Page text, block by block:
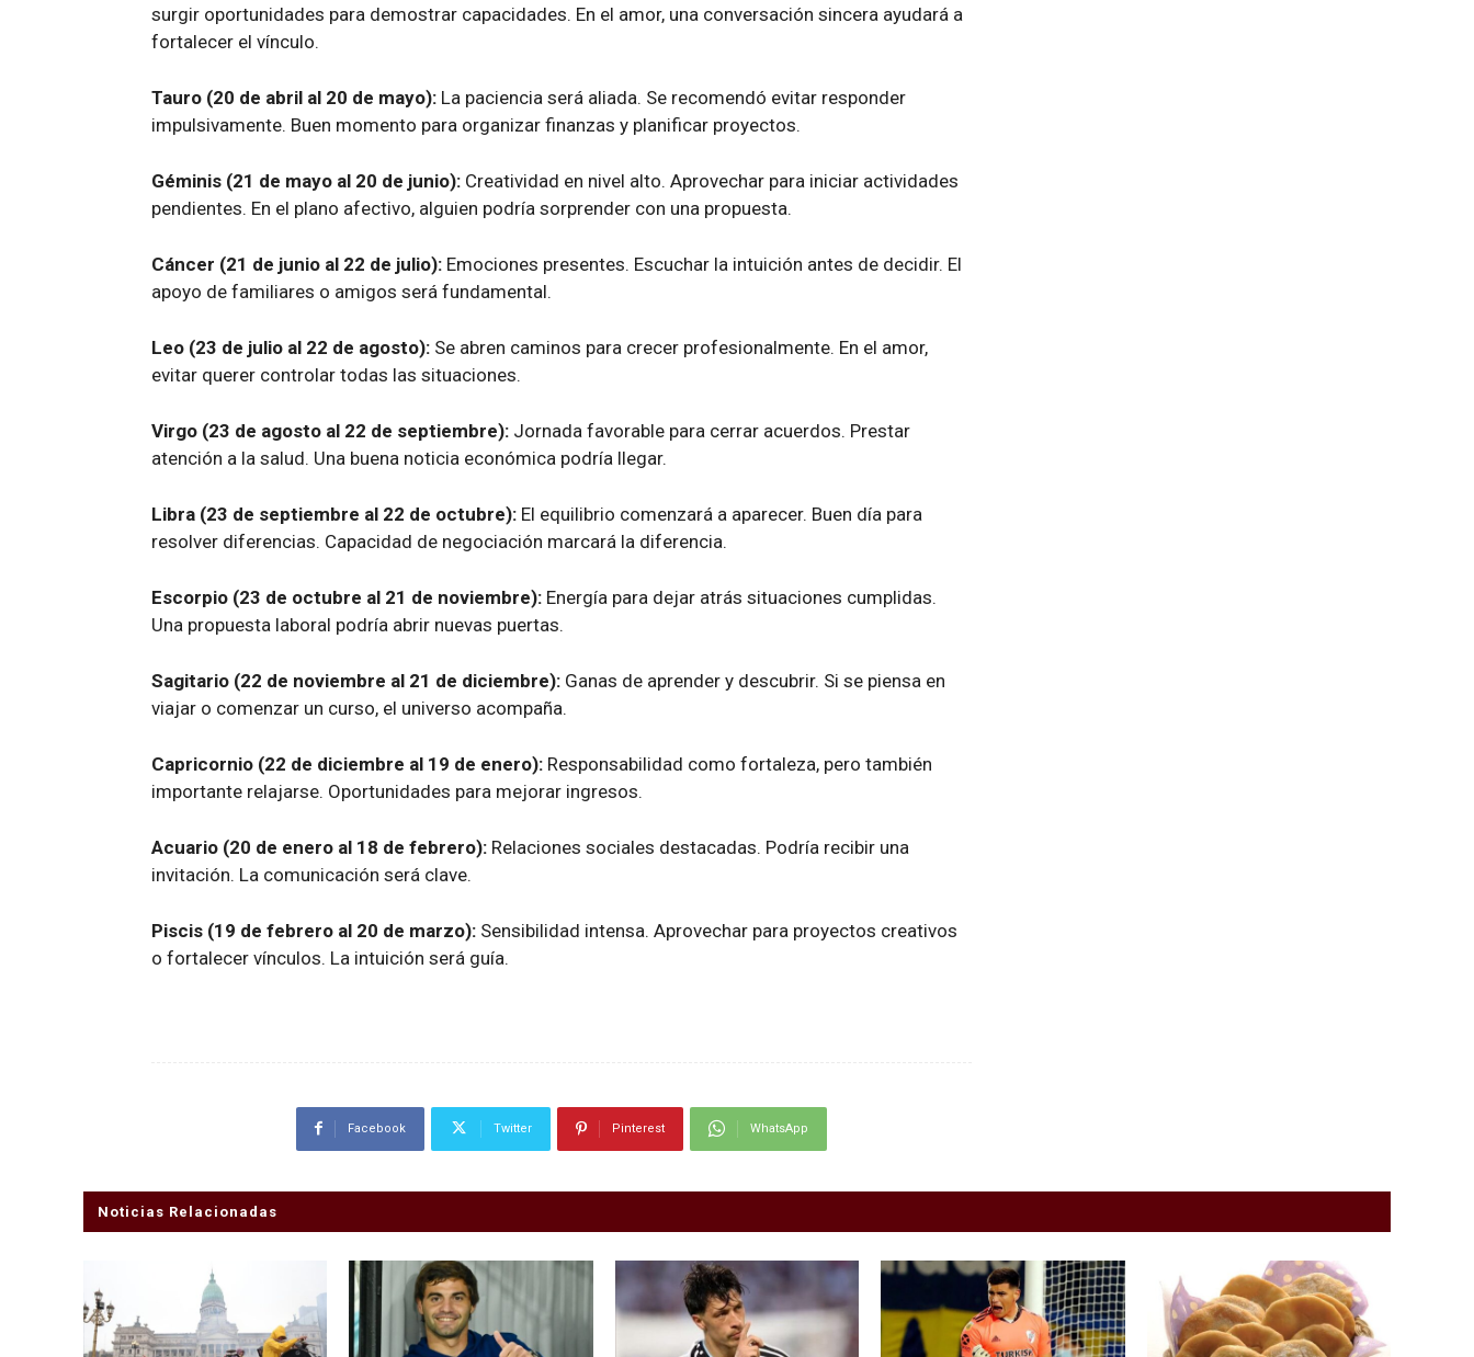
surgir oportunidades para demostrar capacidades. En el amor, una conversación sincera ayudará a
fortalecer el vínculo.
Tauro (20 de abril al 20 de mayo): La paciencia será aliada. Se recomendó evitar responder
impulsivamente. Buen momento para organizar finanzas y planificar proyectos.
Géminis (21 de mayo al 20 de junio): Creatividad en nivel alto. Aprovechar para iniciar actividades
pendientes. En el plano afectivo, alguien podría sorprender con una propuesta.
Cáncer (21 de junio al 22 de julio): Emociones presentes. Escuchar la intuición antes de decidir. El
apoyo de familiares o amigos será fundamental.
Leo (23 de julio al 22 de agosto): Se abren caminos para crecer profesionalmente. En el amor,
evitar querer controlar todas las situaciones.
Virgo (23 de agosto al 22 de septiembre): Jornada favorable para cerrar acuerdos. Prestar
atención a la salud. Una buena noticia económica podría llegar.
Libra (23 de septiembre al 22 de octubre): El equilibrio comenzará a aparecer. Buen día para
resolver diferencias. Capacidad de negociación marcará la diferencia.
Escorpio (23 de octubre al 21 de noviembre): Energía para dejar atrás situaciones cumplidas.
Una propuesta laboral podría abrir nuevas puertas.
Sagitario (22 de noviembre al 21 de diciembre): Ganas de aprender y descubrir. Si se piensa en
viajar o comenzar un curso, el universo acompaña.
Capricornio (22 de diciembre al 19 de enero): Responsabilidad como fortaleza, pero también
importante relajarse. Oportunidades para mejorar ingresos.
Acuario (20 de enero al 18 de febrero): Relaciones sociales destacadas. Podría recibir una
invitación. La comunicación será clave.
Piscis (19 de febrero al 20 de marzo): Sensibilidad intensa. Aprovechar para proyectos creativos
o fortalecer vínculos. La intuición será guía.
Facebook Twitter Pinterest WhatsApp
Noticias Relacionadas